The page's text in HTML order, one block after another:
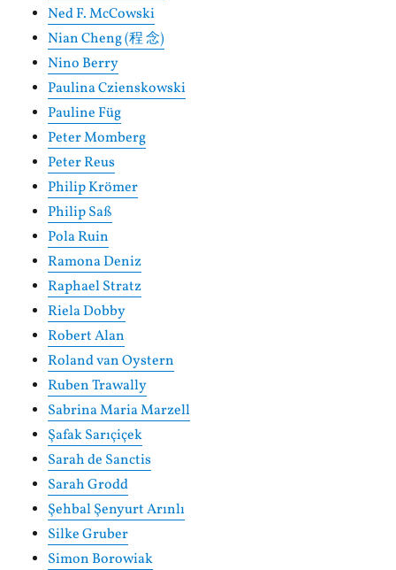
Ned F. McCowski
Nian Cheng (程 念)
Nino Berry
Paulina Czienskowski
Pauline Füg
Peter Momberg
Peter Reus
Philip Krömer
Philip Saß
Pola Ruin
Ramona Deniz
Raphael Stratz
Riela Dobby
Robert Alan
Roland van Oystern
Ruben Trawally
Sabrina Maria Marzell
Şafak Sarıçiçek
Sarah de Sanctis
Sarah Grodd
Şehbal Şenyurt Arınlı
Silke Gruber
Simon Borowiak